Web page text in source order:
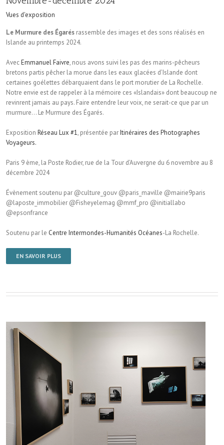
Vues d'exposition
Le Murmure des Égarés rassemble des images et des sons réalisés en
Islande au printemps 2024.
AvecEmmanuel Faivre, nous avons suivi les pas des marins-pêcheurs
bretons partis pêcher la morue dans les eaux glacées d’Islande dont
certaines goélettes débarquaient dans le port morutier de La Rochelle.
Notre envie est de rappeler à la mémoire ces «Islandais» dont beaucoup ne
revinrent jamais au pays. Faire entendre leur voix, ne serait-ce que par un
murmure… Le Murmure des Égarés.
Exposition Réseau Lux #1, présentée parItinéraires des Photographes
Voyageurs.
Paris 9 ème, la Poste Rodier, rue de la Tour d’Auvergne du 6 novembre au 8
décembre 2024
Évènement soutenu par @culture_gouv @paris_maville @mairie9paris
@laposte_immobilier @Fisheyelemag @mmf_pro @initiallabo
@epsonfrance
Soutenu par le Centre Intermondes-Humanités Océanes-La Rochelle.
EN SAVOIR PLUS